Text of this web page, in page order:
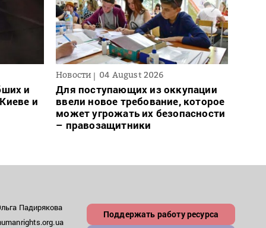
и
и
Новости 04 August 2026
Для поступающих из оккупации
ввели новое требование, которое
может угрожать их безопасности
– правозащитники
Падирякова
Поддержать работу ресурса